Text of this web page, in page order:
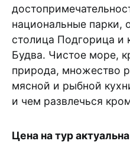
национальные парки,
столица Подгорица и
Будва. Чистое море,
природа, множество
мясной и рыбной
и чем развлечься
Цена на тур